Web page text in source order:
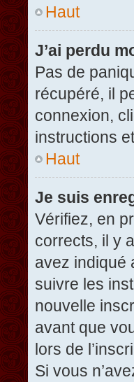
Haut
J’ai perdu
Pas de
récupéré, il
connexion,
instructions
Haut
Je suis
Vérifiez, en
corrects, il y
avez indiqué
suivre les
nouvelle
avant que
lors de
Si vous